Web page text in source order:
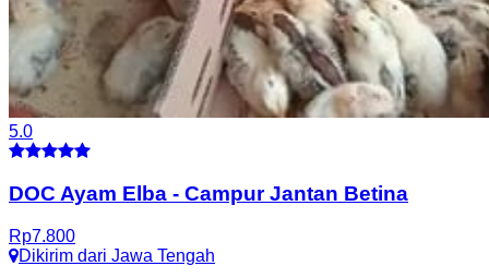
5.0
DOC Ayam Elba - Campur Jantan Betina
Rp7.800
Dikirim dari Jawa Tengah